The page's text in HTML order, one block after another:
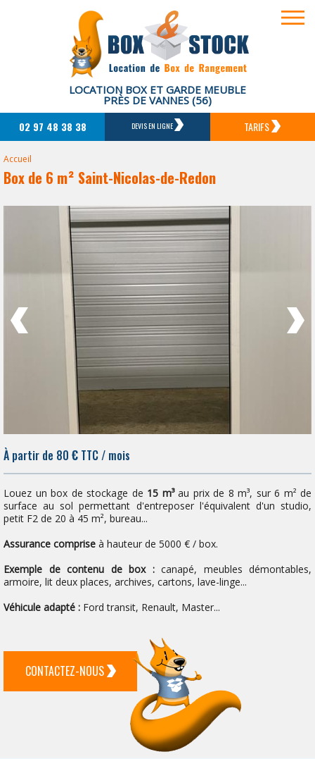
LOCATION BOX ET GARDE MEUBLE
PRÈS DE VANNES (56)
02 97 48 38 38 DEVIS EN LIGNE TARIFS
Accueil
Box de 6 m² Saint-Nicolas-de-Redon
À partir de 80 € TTC / mois
Louez un box de stockage de 15 m³au prix de 8 m³, sur 6 m² de
surface au sol permettant d'entreposer l'équivalent d'un studio,
petit F2 de 20 à 45 m², bureau...
Assurance comprise à hauteur de 5000 € / box.
Exemple de contenu de box :canapé, meubles démontables,
armoire, lit deux places, archives, cartons, lave-linge...
Véhicule adapté : Ford transit, Renault, Master...
CONTACTEZ-NOUS